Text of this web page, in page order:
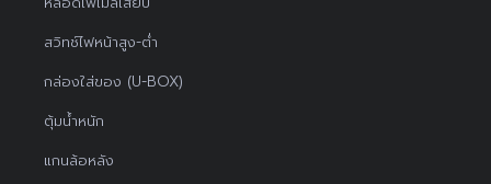
สวิทช์ไฟหน้าสูง-ต่ำ
กล่องใส่ของ (U-BOX)
ตุ้มน้ำหนัก
แกนล้อหลัง